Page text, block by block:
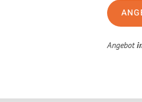
Angebot